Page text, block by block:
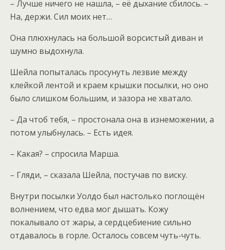
– Лучше ничего не нашла, – её дыхание сбилось. –
На, держи. Сил моих нет…
Она плюхнулась на большой ворсистый диван и
шумно выдохнула.
Шейла попыталась просунуть лезвие между
клейкой лентой и краем крышки посылки, но оно
было слишком большим, и зазора не хватало.
– Да чтоб тебя, – простонала она в изнеможении, а
потом улыбнулась. – Есть идея.
– Какая? – спросила Марша.
– Гляди, – сказала Шейла, постучав по виску.
Внутри посылки Уолдо был настолько поглощён
волнением, что едва мог дышать. Кожу
покалывало от жары, а сердцебиение сильно
отдавалось в горле. Осталось совсем чуть-чуть.